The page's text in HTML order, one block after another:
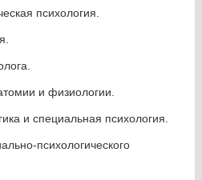
психология.
и физиологии.
и специальная психология.
психологического